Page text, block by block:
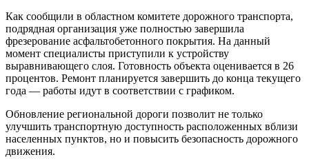
Как сообщили в областном комитете дорожного транспорта,
подрядная организация уже полностью завершила
фрезерование асфальтобетонного покрытия. На данный
момент специалисты приступили к устройству
выравнивающего слоя. Готовность объекта оценивается в 26
процентов. Ремонт планируется завершить до конца текущего
года — работы идут в соответствии с графиком.
Обновление региональной дороги позволит не только
улучшить транспортную доступность расположенных вблизи
населенных пунктов, но и повысить безопасность дорожного
движения.